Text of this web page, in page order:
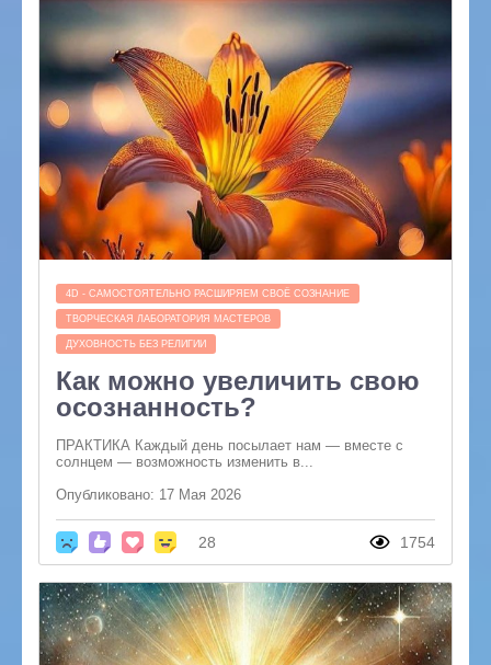
4D - САМОСТОЯТЕЛЬНО РАСШИРЯЕМ СВОЁ СОЗНАНИЕ
ТВОРЧЕСКАЯ ЛАБОРАТОРИЯ МАСТЕРОВ
ДУХОВНОСТЬ БЕЗ РЕЛИГИИ
Как можно увеличить свою
осознанность?
ПРАКТИКА Каждый день посылает нам — вместе с
солнцем — возможность изменить в...
Опубликовано: 17 Мая 2026
28 1754